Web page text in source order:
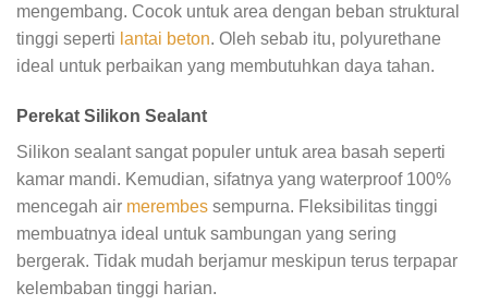
mengembang. Cocok untuk area dengan beban struktural
tinggi seperti lantai beton. Oleh sebab itu, polyurethane
ideal untuk perbaikan yang membutuhkan daya tahan.
Perekat Silikon Sealant
Silikon sealant sangat populer untuk area basah seperti
kamar mandi. Kemudian, sifatnya yang waterproof 100%
mencegah air merembes sempurna. Fleksibilitas tinggi
membuatnya ideal untuk sambungan yang sering
bergerak. Tidak mudah berjamur meskipun terus terpapar
kelembaban tinggi harian.